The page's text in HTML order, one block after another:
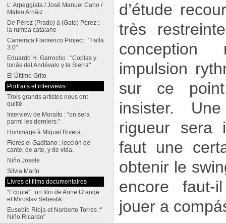
d’étude
très
impulsion
sur ce
insister.
rigueur sera
faut une
obtenir le
encore faut-
jouer a
L’ Arpeggiata / José Manuel Cano /
Mateo Arnáiz
De Pérez (Prado) à (Gato) Pérez :
la rumba catalane
Camerata Flamenco Project : "Falla
3.0"
Eduardo H. Garrocho : "Coplas y
tonás del Andévalo y la Sierra"
El Último Grito
Portraits et interviews
Trois grands artistes nous ont
quitté
Interview de Moraíto : "on sera
parmi les derniers."
Hommage à Miguel Rivera
Flores el Gaditano : lección de
cante, de arte, y de vida.
Niño Josele
Silvia Marín
Livres et films documentaires
"Ecoute" : un film de Anne Grange
et Miroslav Sebestik
Eusebio Rioja et Norberto Torres :"
Niño Ricardo"